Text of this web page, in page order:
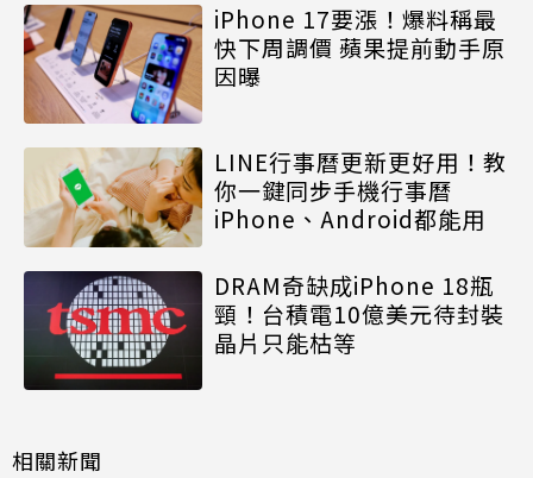
iPhone 17要漲！爆料稱最
快下周調價 蘋果提前動手原
因曝
LINE行事曆更新更好用！教
你一鍵同步手機行事曆
iPhone、Android都能用
DRAM奇缺成iPhone 18瓶
頸！台積電10億美元待封裝
晶片只能枯等
相關新聞